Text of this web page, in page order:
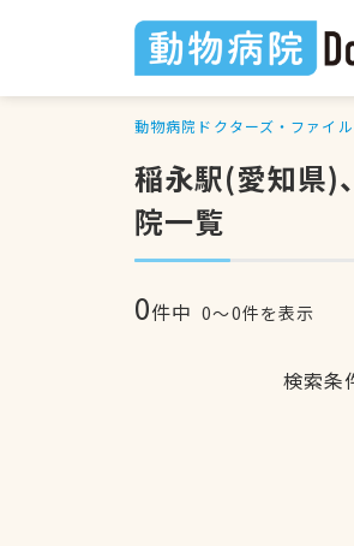
動物病院ドクターズ・ファイル
稲永駅(愛知県)
院一覧
0件中 0〜0件を表示
検索条